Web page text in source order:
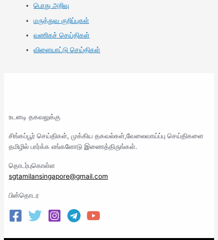
பொது அறிவு
மருத்துவ குறிப்புகள்
வணிகச் செய்திகள்
விளையாட்டு செய்திகள்
உடனடி தகவலுக்கு
சிங்கப்பூர் செய்திகள், முக்கிய தகவல்கள்,வேலைவாய்ப்பு செய்திகளை
தமிழில் பார்க்க எங்களோடு இணைத்திருங்கள்.
தொடர்புகொள்ள
sgtamilansingapore@gmail.com
பின்தொடர